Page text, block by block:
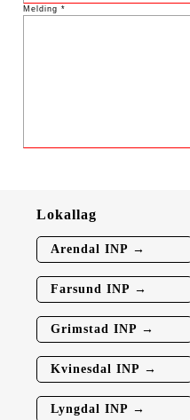
Melding *
Lokallag
Arendal INP →
Farsund INP →
Grimstad INP →
Kvinesdal INP →
Lyngdal INP →